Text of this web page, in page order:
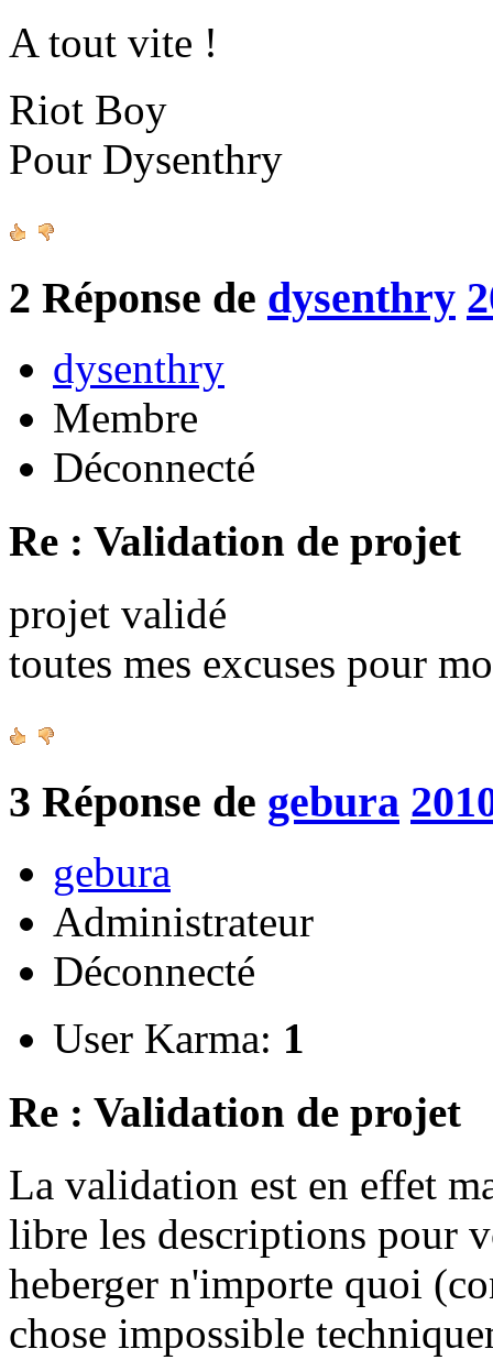
A tout vite !
Riot Boy
Pour Dysenthry
2 Réponse de dysenthry
dysenthry
Membre
Déconnecté
Re : Validation de projet
projet validé
toutes mes excuses pour
3 Réponse de gebura
gebura
Administrateur
Déconnecté
User Karma: 1
Re : Validation de projet
La validation est en effet
libre les descriptions pour
heberger n'importe quoi
chose impossible